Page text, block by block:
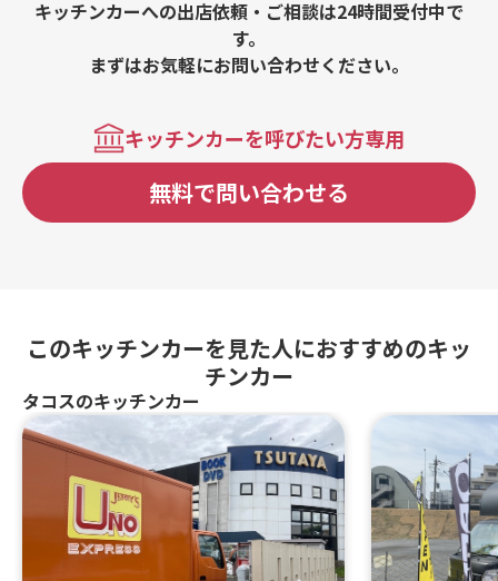
キッチンカーへの出店依頼・ご相談は24時間受付中で
す。
まずはお気軽にお問い合わせください。
キッチンカーを呼びたい方専用
無料で問い合わせる
このキッチンカーを見た人におすすめのキッ
チンカー
タコスのキッチンカー